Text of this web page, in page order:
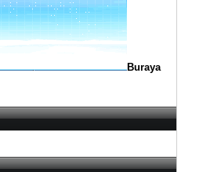
Buraya